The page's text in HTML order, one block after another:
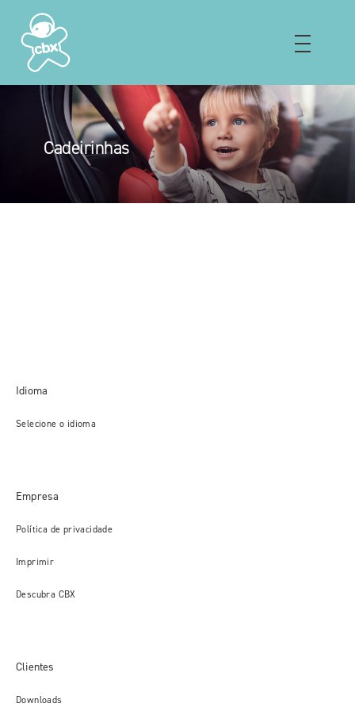
Cadeirinhas
Idioma
Selecione o idioma
Empresa
Política de privacidade
Imprimir
Descubra CBX
Clientes
Downloads